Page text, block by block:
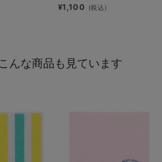
¥1,100 (税込)
んな商品も見ています